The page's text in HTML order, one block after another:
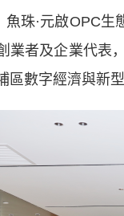
·元啟OPC生
業者及企業代表
區數字經濟與新